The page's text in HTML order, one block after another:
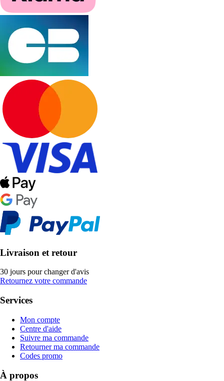
Livraison et retour
30 jours pour changer d'avis
Retournez votre commande
Services
Mon compte
Centre d'aide
Suivre ma commande
Retourner ma commande
Codes promo
À propos